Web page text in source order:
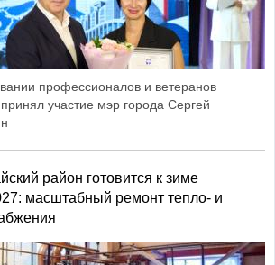
профессионалов и ветеранов
участие мэр города Сергей
район готовится к зиме
масштабный ремонт тепло- и